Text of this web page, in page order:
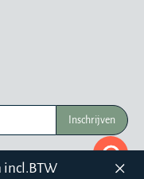
Inschrijven
incl.BTW